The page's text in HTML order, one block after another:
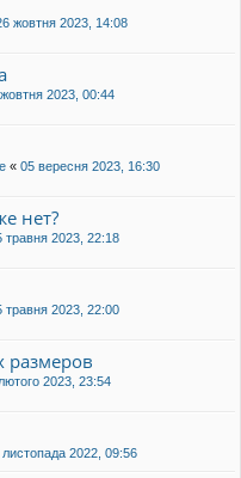
жовтня 2023, 14:08
2023, 00:44
« 05 вересня 2023, 16:30
нет?
травня 2023, 22:18
травня 2023, 22:00
размеров
2023, 23:54
листопада 2022, 09:56